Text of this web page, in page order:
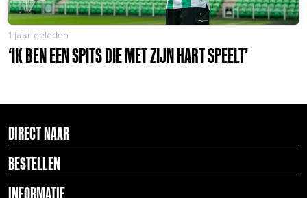
1 jaar geleden
‘IK BEN EEN SPITS DIE MET ZIJN HART SPEELT’
DIRECT NAAR
BESTELLEN